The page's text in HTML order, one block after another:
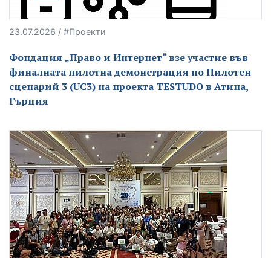
23.07.2026 / #Проекти
Фондация „Право и Интернет“ взе участие във
финалната пилотна демонстрация по Пилотен
сценарий 3 (UC3) на проекта TESTUDO в Атина,
Гърция